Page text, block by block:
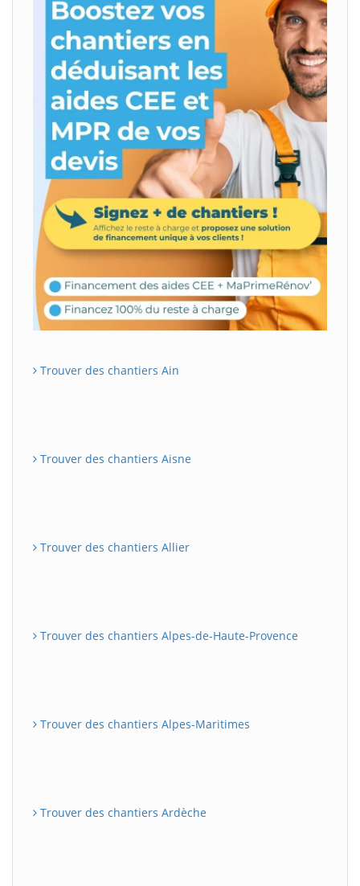
Trouver des chantiers Ain
Trouver des chantiers Aisne
Trouver des chantiers Allier
Trouver des chantiers Alpes-de-Haute-Provence
Trouver des chantiers Alpes-Maritimes
Trouver des chantiers Ardèche